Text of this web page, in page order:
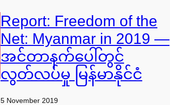
Report: Freedom of the
Net: Myanmar in 2019 —
အင်တာနက်ပေါ်တွင်
လွတ်လပ်မှု မြန်မာနိုင်ငံ
5 November 2019